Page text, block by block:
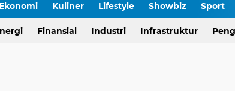
Ekonomi Kuliner Lifestyle Showbiz Sport
Finansial Industri Infrastruktur